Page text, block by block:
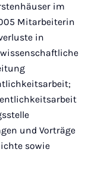
im
Mitarbeiterin
in
und Vorträge
sowie